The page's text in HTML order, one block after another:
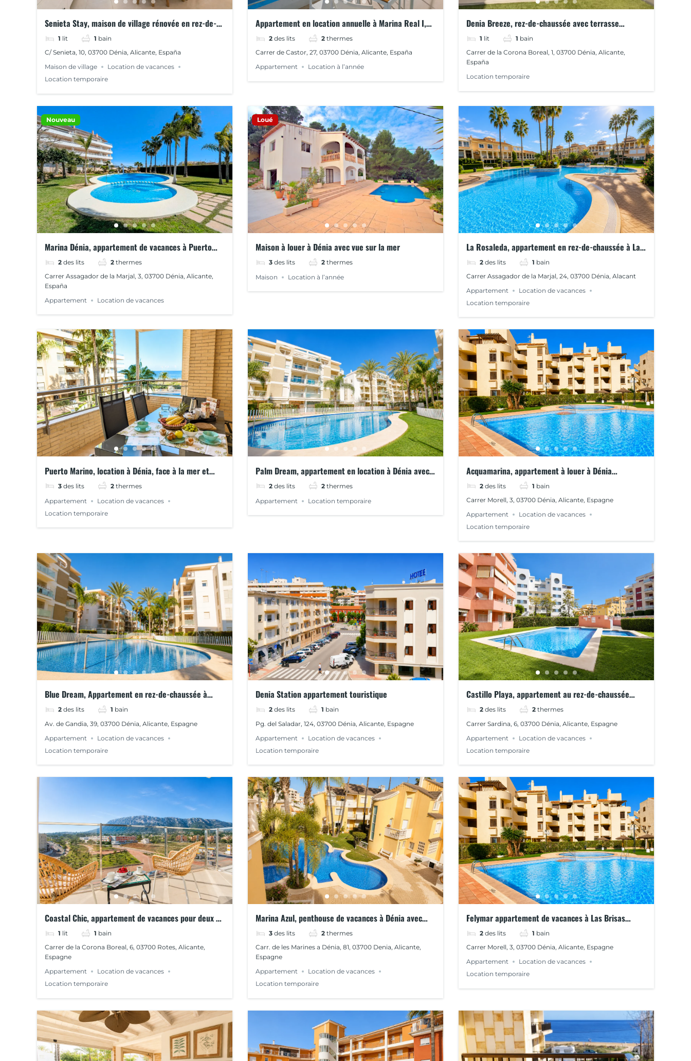
Senieta Stay, maison de village rénovée en rez-de-
chaussée
1 lit 1 bain
C/ Senieta, 10, 03700 Dénia, Alicante, España
Maison de village
Location de vacances
Location temporaire
Appartement en location annuelle à Marina Real I,
Dénia
2 des lits 2 thermes
Carrer de Castor, 27, 03700 Dénia, Alicante, España
Appartement
Location à l’année
Denia Breeze, rez-de-chaussée avec terrasse
ensoleillée dans un excellent emplacement
1 lit 1 bain
Carrer de la Corona Boreal, 1, 03700 Dénia, Alicante,
España
Location temporaire
Nouveau
Marina Dénia, appartement de vacances à Puerto
Romano
2 des lits 2 thermes
Carrer Assagador de la Marjal, 3, 03700 Dénia, Alicante,
España
Appartement
Location de vacances
Loué
Maison à louer à Dénia avec vue sur la mer
3 des lits 2 thermes
Maison
Location à l’année
La Rosaleda, appartement en rez-de-chaussée à La
Rosaleda, Dénia
2 des lits 1 bain
Carrer Assagador de la Marjal, 24, 03700 Dénia, Alacant
Appartement
Location de vacances
Location temporaire
Puerto Marino, location à Dénia, face à la mer et
proche du centre
3 des lits 2 thermes
Appartement
Location de vacances
Location temporaire
Palm Dream, appartement en location à Dénia avec
Terrasse et Vue sur la Piscine
2 des lits 2 thermes
Appartement
Location temporaire
Acquamarina, appartement à louer à Dénia
urbanisation La Felicidad
2 des lits 1 bain
Carrer Morell, 3, 03700 Dénia, Alicante, Espagne
Appartement
Location de vacances
Location temporaire
Blue Dream, Appartement en rez-de-chaussée à
louer à Dénia dans la résidence El Manantial
2 des lits 1 bain
Av. de Gandia, 39, 03700 Dénia, Alicante, Espagne
Appartement
Location de vacances
Location temporaire
Denia Station appartement touristique
2 des lits 1 bain
Pg. del Saladar, 124, 03700 Dénia, Alicante, Espagne
Appartement
Location de vacances
Location temporaire
Castillo Playa, appartement au rez-de-chaussée
avec accès direct à la piscine à dénia
2 des lits 2 thermes
Carrer Sardina, 6, 03700 Dénia, Alicante, Espagne
Appartement
Location de vacances
Location temporaire
Coastal Chic, appartement de vacances pour deux à
Dénia, appartement Coastal Chic
1 lit 1 bain
Carrer de la Corona Boreal, 6, 03700 Rotes, Alicante,
Espagne
Appartement
Location de vacances
Location temporaire
Marina Azul, penthouse de vacances à Dénia avec
trois chambres, Marina Azul
3 des lits 2 thermes
Carr. de les Marines a Dénia, 81, 03700 Denia, Alicante,
Espagne
Appartement
Location de vacances
Location temporaire
Felymar appartement de vacances à Las Brisas
Dénia
2 des lits 1 bain
Carrer Morell, 3, 03700 Dénia, Alicante, Espagne
Appartement
Location de vacances
Location temporaire